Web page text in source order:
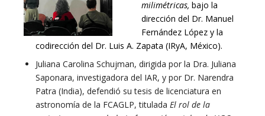
milimétricas, bajo la
dirección del Dr. Manuel
Fernández López y la
codirección del Dr. Luis A. Zapata (IRyA, México).
Juliana Carolina Schujman, dirigida por la Dra. Juliana
Saponara, investigadora del IAR, y por Dr. Narendra
Patra (India), defendió su tesis de licenciatura en
astronomía de la FCAGLP, titulada El rol de la